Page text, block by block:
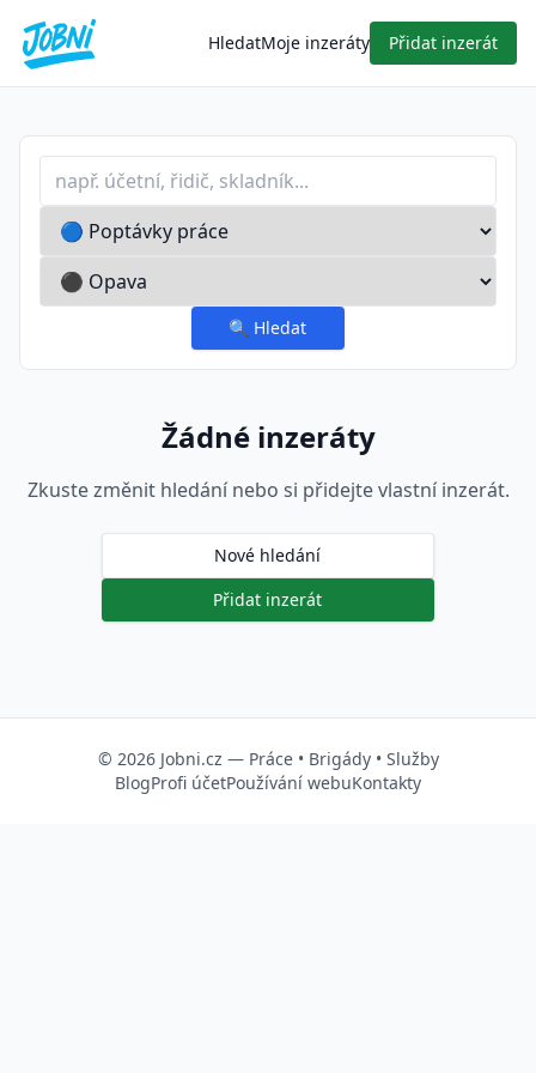
HledatMoje inzeráty Přidat inzerát
Profese nebo klíčové slovo
Typ inzerátu
Lokalita
🔍 Hledat
Žádné inzeráty
Zkuste změnit hledání nebo si přidejte vlastní inzerát.
Nové hledání
Přidat inzerát
© 2026 Jobni.cz — Práce• Brigády• Služby
BlogProfi účetPoužívání webuKontakty